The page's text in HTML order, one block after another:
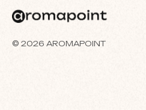
© 2026 AROMAPOINT